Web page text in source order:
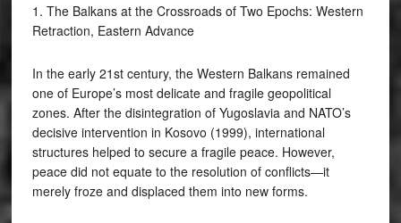
1. The Balkans at the Crossroads of Two Epochs: Western
Retraction, Eastern Advance
In the early 21st century, the Western Balkans remained
one of Europe’s most delicate and fragile geopolitical
zones. After the disintegration of Yugoslavia and NATO’s
decisive intervention in Kosovo (1999), international
structures helped to secure a fragile peace. However,
peace did not equate to the resolution of conflicts—it
merely froze and displaced them into new forms.